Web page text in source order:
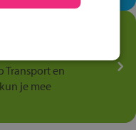
in de
Transport en
je mee